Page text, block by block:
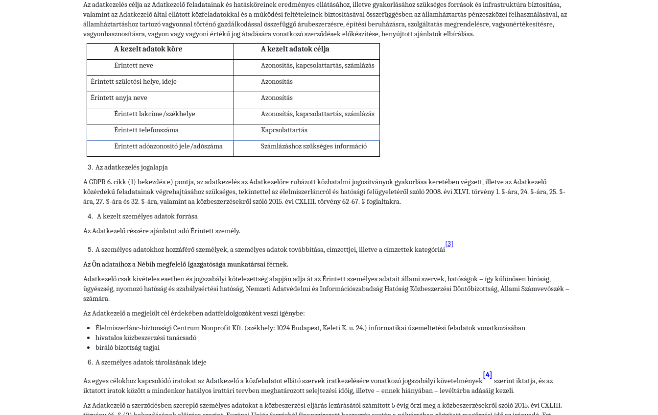
Az adatkezelés célja az Adatkezelő feladatainak és hatásköreinek eredményes ellátásához, illetve gyakorlásához szükséges források és infrastruktúra biztosítása,
valamint az Adatkezelő által ellátott közfeladatokkal és a működési feltételeinek biztosításával összefüggésben az államháztartás pénzeszközei felhasználásával, az
államháztartáshoz tartozó vagyonnal történő gazdálkodással összefüggő árubeszerzésre, építési beruházásra, szolgáltatás megrendelésre, vagyonértékesítésre,
vagyonhasznosításra, vagyon vagy vagyoni értékű jog átadására vonatkozó szerződések előkészítése, benyújtott ajánlatok elbírálása.
A kezelt adatok köre
A kezelt adatok célja
Érintett neve
Azonosítás, kapcsolattartás, számlázás
Érintett születési helye, ideje
Azonosítás
Érintett anyja neve
Azonosítás
Érintett lakcíme/székhelye
Azonosítás, kapcsolattartás, számlázás
Érintett telefonszáma
Kapcsolattartás
Érintett adóazonosító jele/adószáma
Számlázáshoz szükséges információ
Az adatkezelés jogalapja
A GDPR 6. cikk (1) bekezdés e) pontja, az adatkezelés az Adatkezelőre ruházott közhatalmi jogosítványok gyakorlása keretében végzett, illetve az Adatkezelő
közérdekű feladatainak végrehajtásához szükséges, tekintettel az élelmiszerláncról és hatósági felügyeletéről szóló 2008. évi XLVI. törvény 1. §-ára, 24. §-ára, 25. §-
ára, 27. §-ára és 32. §-ára, valamint aa közbeszerzésekről szóló 2015. évi CXLIII. törvény 62-67. § foglaltakra.
A kezelt személyes adatok forrása
Az Adatkezelő részére ajánlatot adó Érintett személy.
A személyes adatokhoz hozzáférő személyek, a személyes adatok továbbítása, címzettjei, illetve a címzettek kategóriái
[3]
Az Ön adataihoz a Nébih megfelelő Igazgatósága munkatársai férnek.
Adatkezelő csak kivételes esetben és jogszabályi kötelezettség alapján adja át az Érintett személyes adatait állami szervek, hatóságok – így különösen bíróság,
ügyészség, nyomozó hatóság és szabálysértési hatóság, Nemzeti Adatvédelmi és Információszabadság Hatóság Közbeszerzési Döntőbizottság, Állami Számvevőszék –
számára.
Az Adatkezelő a megjelölt cél érdekében adatfeldolgozóként veszi igénybe:
Élelmiszerlánc-biztonsági Centrum Nonprofit Kft. (székhely: 1024 Budapest, Keleti K. u. 24.) informatikai üzemeltetési feladatok vonatkozásában
hivatalos közbeszerzési tanácsadó
bíráló bizottság tagjai
A személyes adatok tárolásának ideje
Az egyes célokhoz kapcsolódó iratokat az Adatkezelő a közfeladatot ellátó szervek iratkezelésére vonatkozó jogszabályi követelmények
[4]
szerint iktatja, és az
iktatott iratok között a mindenkor hatályos irattári tervben meghatározott selejtezési időig, illetve – ennek hiányában – levéltárba adásáig kezeli.
Az Adatkezelő a szerződésben szereplő személyes adatokat a közbeszerzési eljárás lezárásától számított 5 évig őrzi meg a közbeszerzésekről szóló 2015. évi CXLIII.